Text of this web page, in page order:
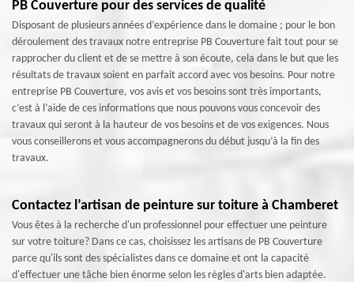
PB Couverture pour des services de qualité
Disposant de plusieurs années d’expérience dans le domaine ; pour le bon
déroulement des travaux notre entreprise PB Couverture fait tout pour se
rapprocher du client et de se mettre à son écoute, cela dans le but que les
résultats de travaux soient en parfait accord avec vos besoins. Pour notre
entreprise PB Couverture, vos avis et vos besoins sont très importants,
c’est à l’aide de ces informations que nous pouvons vous concevoir des
travaux qui seront à la hauteur de vos besoins et de vos exigences. Nous
vous conseillerons et vous accompagnerons du début jusqu’à la fin des
travaux.
Contactez l’artisan de peinture sur toiture à Chamberet
Vous êtes à la recherche d'un professionnel pour effectuer une peinture
sur votre toiture? Dans ce cas, choisissez les artisans de PB Couverture
parce qu'ils sont des spécialistes dans ce domaine et ont la capacité
d'effectuer une tâche bien énorme selon les règles d'arts bien adaptée.